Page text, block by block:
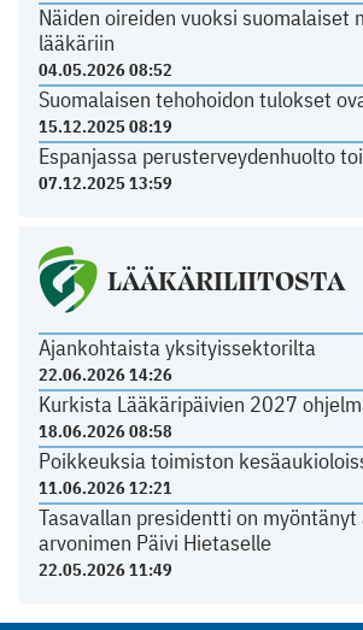
Näiden oireiden vuoksi suomalaiset
lääkäriin
04.05.2026 08:52
Suomalaisen tehohoidon tulokset
15.12.2025 08:19
Espanjassa perusterveydenhuolto
07.12.2025 13:59
LÄÄKÄRILIITOSTA
Ajankohtaista yksityissektorilta
22.06.2026 14:26
Kurkista Lääkäripäivien 2027
18.06.2026 08:58
Poikkeuksia toimiston
11.06.2026 12:21
Tasavallan presidentti on
arvonimen Päivi Hietaselle
22.05.2026 11:49